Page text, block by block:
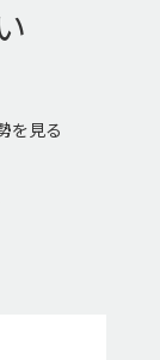
を見る